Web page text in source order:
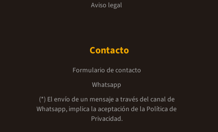
Aviso legal
Contacto
Formulario de contacto
Whatsapp
(*) El envío de un mensaje a través del canal de
Whatsapp, implica la aceptación de la Política de
Privacidad.